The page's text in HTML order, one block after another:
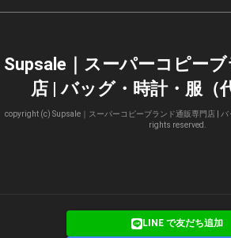
Supsale｜スーパーコピー
店 | バッグ・時計・服（
copyright (c) Supsale｜スーパーコピーブランド通販専門店 | バ
rights reserved.
LINE で友だち追加